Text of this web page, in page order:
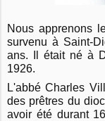
Nous apprenons
survenu à Saint-
ans. Il était né à
1926.
L'abbé Charles
des prêtres du
avoir été durant